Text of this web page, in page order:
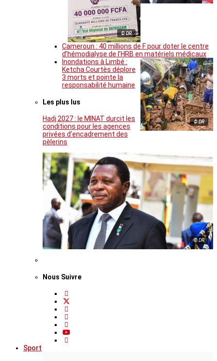
© DR
Cameroun : 40 millions de F pour doter le centre
d’hémodialyse de l’HRB en matériels médicaux
© DR
Inondations à Limbé :
Ketcha Courtès déplore
3 morts et pointe la
responsabilité humaine
Les plus lus
Hadj 2027 : le MINAT durcit les
conditions pour les agences
privées d’encadrement des
pèlerins
© DR
Nous Suivre
Sport